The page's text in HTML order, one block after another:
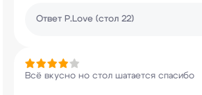
Ответ P.Love (стол 22)
Всё вкусно но стол шатается спасибо